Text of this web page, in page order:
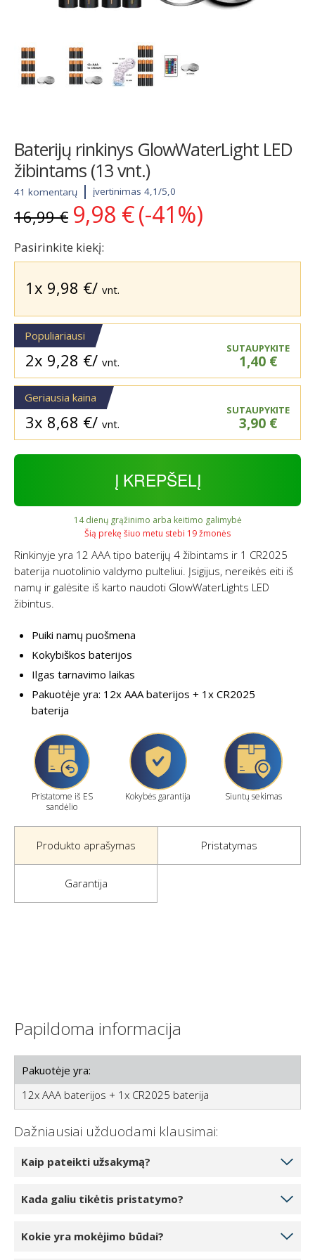
Baterijų rinkinys GlowWaterLight LED
žibintams (13 vnt.)
41 komentarų įvertinimas 4,1/5,0
16,99€ Original
price
was:
16,99 €.
9,98 € Current
price
9,98 €.
(-41%)
Pasirinkite kiekį:
1x 9,98 €/ vnt.
Populiariausi
2x 9,28 €/ vnt.
SUTAUPYKITE
1,40 €
Geriausia kaina
3x 8,68 €/ vnt.
SUTAUPYKITE
3,90 €
Į KREPŠELĮ
14 dienų grąžinimo arba keitimo galimybė
Šią prekę šiuo metu stebi 19 žmonės
Rinkinyje yra 12 AAA tipo baterijų 4 žibintams ir 1 CR2025
baterija nuotolinio valdymo pulteliui. Įsigijus, nereikės eiti iš
namų ir galėsite iš karto naudoti GlowWaterLights LED
žibintus.
Puiki namų puošmena
Kokybiškos baterijos
Ilgas tarnavimo laikas
Pakuotėje yra: 12x AAA baterijos + 1x CR2025
baterija
Pristatome iš ES
sandėlio
Kokybės garantija Siuntų sekimas
Produkto aprašymas Pristatymas
Garantija
Papildoma informacija
Pakuotėje yra:
12x AAA baterijos + 1x CR2025 baterija
Dažniausiai užduodami klausimai:
Kaip pateikti užsakymą?
Pasirinkite norimą užsakyti produktų kiekį
spustelėdami 1, 2 arba 3 vienetus. Paspaudę mygtuką
Į krepšelį galite įtraukti arba pakeisti produktų kiekį.
Kada galiu tikėtis pristatymo?
Jei jūsų pasirinktas produktas yra mūsų sandėlyje,
pristatymo galite tikėtis per 5-7 darbo dienas.
Kokie yra mokėjimo būdai?